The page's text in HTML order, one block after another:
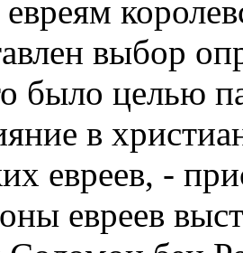
выбор
было целью
в
евреев, -
евреев